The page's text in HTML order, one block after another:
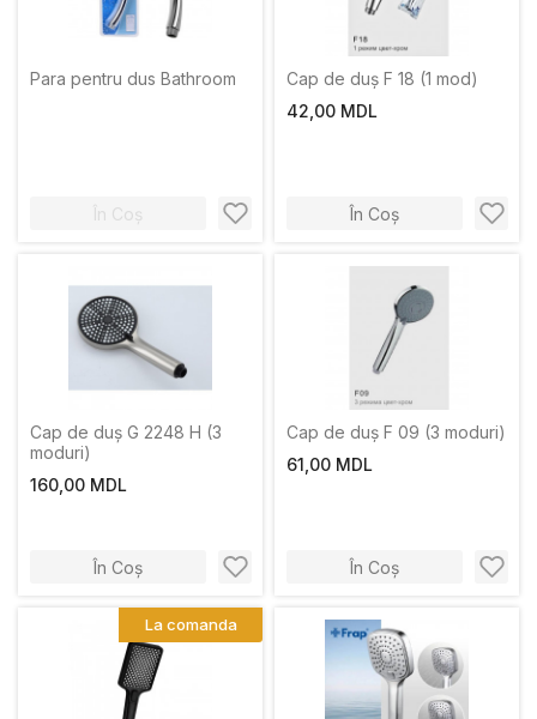
Para pentru dus Bathroom
În Coș
Cap de duș F 18 (1 mod)
42,00 MDL
În Coș
Cap de duș G 2248 H (3
moduri)
160,00 MDL
În Coș
Cap de duș F 09 (3 moduri)
61,00 MDL
În Coș
La comanda